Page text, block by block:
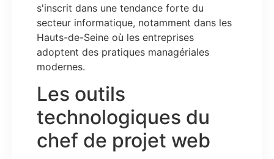
s'inscrit dans une tendance forte du
secteur informatique, notamment dans les
Hauts-de-Seine où les entreprises
adoptent des pratiques managériales
modernes.
Les outils
technologiques du
chef de projet web